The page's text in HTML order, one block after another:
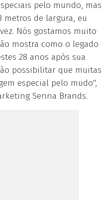
pelo mundo, mas
metros de largura, eu
Nós gostamos muito
mostra como o legado
28 anos após sua
possibilitar que muitas
especial pelo mudo",
Senna Brands.